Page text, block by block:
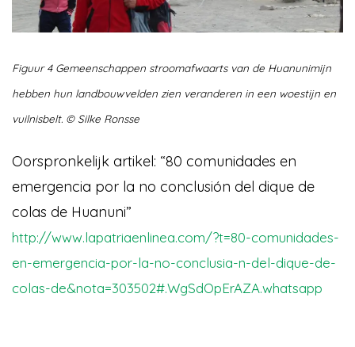
Figuur 4 Gemeenschappen stroomafwaarts van de Huanunimijn
hebben hun landbouwvelden zien veranderen in een woestijn en
vuilnisbelt. © Silke Ronsse
Oorspronkelijk artikel: “80 comunidades en
emergencia por la no conclusión del dique de
colas de Huanuni”
http://www.lapatriaenlinea.com/?t=80-comunidades-
en-emergencia-por-la-no-conclusia-n-del-dique-de-
colas-de&nota=303502#.WgSdOpErAZA.whatsapp